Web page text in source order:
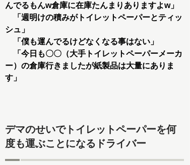
んでるもんw倉庫に在庫たんまりありますよw」
「週明けの積みがトイレットペーパーとティッ
シュ」
「僕も運んでるけどなくなる事はない」
「今日も〇〇（大手トイレットペーパーメーカ
ー）の倉庫行きましたが紙製品は大量にありま
す」
デマのせいでトイレットペーパーを何
度も運ぶことになるドライバー